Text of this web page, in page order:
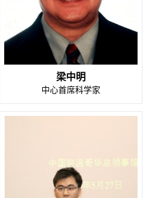
梁中明
中心首席科学家